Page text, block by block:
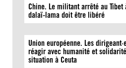
Chine. Le militant arrêté au Tibet
dalaï-lama doit être libéré
Union européenne. Les
réagir avec humanité et
situation à Ceuta